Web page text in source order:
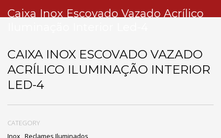
Caixa Inox Escovado Vazado Acrílico
CAIXA INOX ESCOVADO VAZADO
ACRÍLICO ILUMINAÇÃO INTERIOR
LED-4
CATEGORY
Inox ,Reclames Iluminados